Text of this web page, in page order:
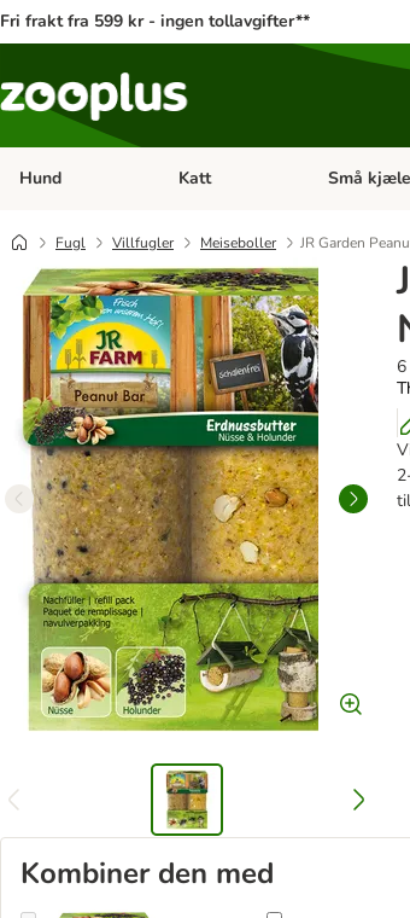
Fri frakt fra 599 kr - ingen tollavgifter**
Hund Åpne kategorimeny: Hund
Katt Åpne
Små
Fugl Villfugler Meiseboller JR Garden
Kombiner den med